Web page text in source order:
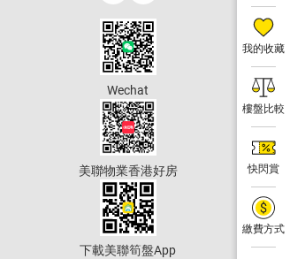
我的收藏
樓盤比較
快閃賞
繳費方式
Wechat
美聯物業香港好房
下載美聯筍盤App